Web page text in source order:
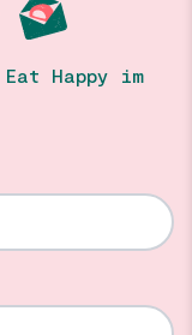
Happy im